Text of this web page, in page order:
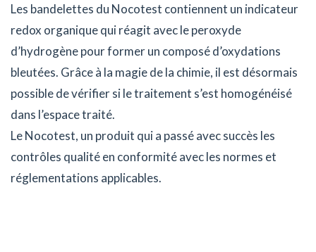
Les bandelettes du Nocotest contiennent un indicateur
redox organique qui réagit avec le peroxyde
d’hydrogène pour former un composé d’oxydations
bleutées. Grâce à la magie de la chimie, il est désormais
possible de vérifier si le traitement s’est homogénéisé
dans l’espace traité.
Le Nocotest, un produit qui a passé avec succès les
contrôles qualité en conformité avec les normes et
réglementations applicables.